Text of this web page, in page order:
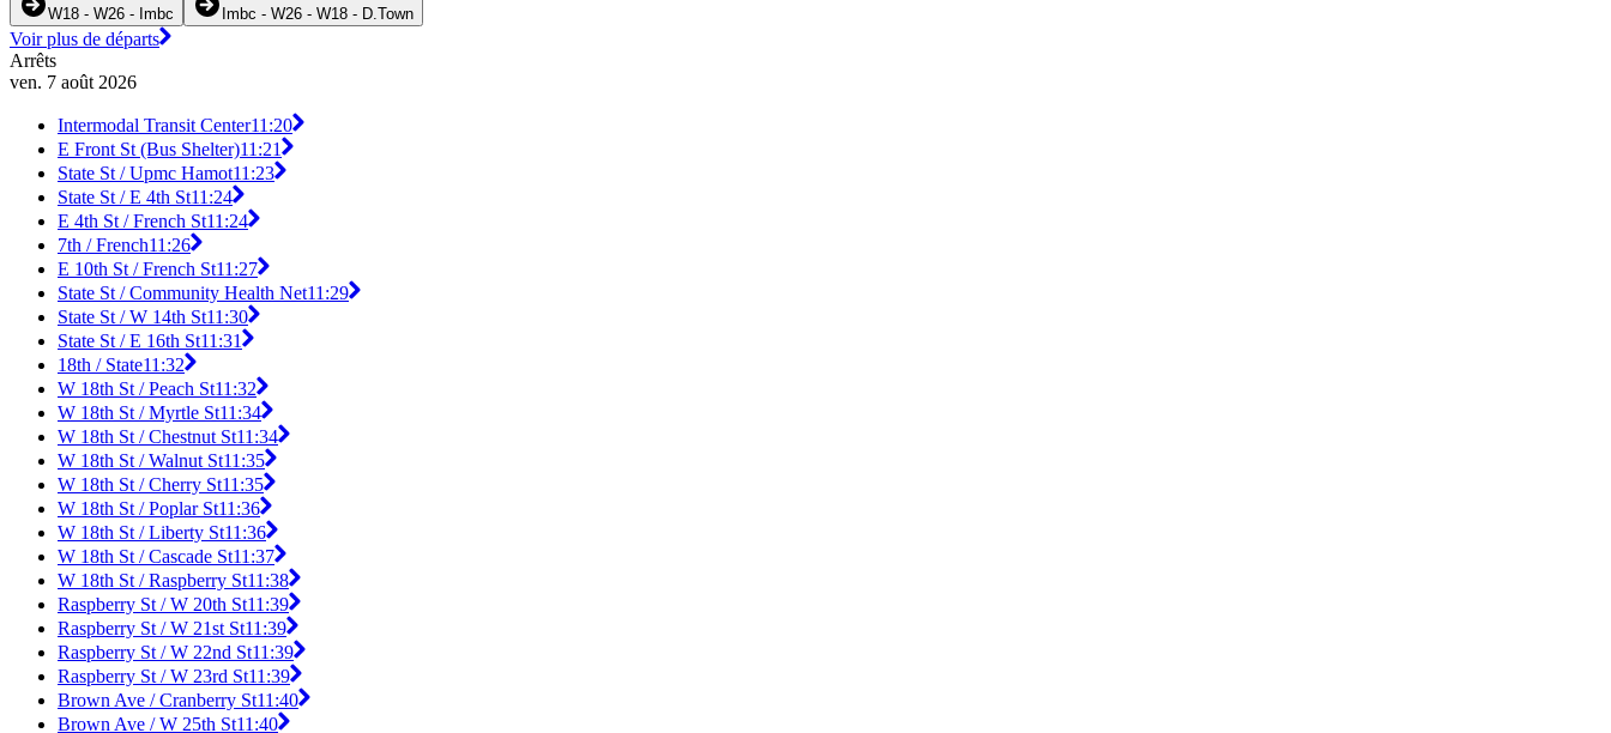
W18 - W26 - Imbc Imbc - W26 - W18 - D.Town
Voir plus de départs
Arrêts
ven. 7 août 2026
Intermodal Transit Center11:20
E Front St (Bus Shelter)11:21
State St / Upmc Hamot11:23
State St / E 4th St11:24
E 4th St / French St11:24
7th / French11:26
E 10th St / French St11:27
State St / Community Health Net11:29
State St / W 14th St11:30
State St / E 16th St11:31
18th / State11:32
W 18th St / Peach St11:32
W 18th St / Myrtle St11:34
W 18th St / Chestnut St11:34
W 18th St / Walnut St11:35
W 18th St / Cherry St11:35
W 18th St / Poplar St11:36
W 18th St / Liberty St11:36
W 18th St / Cascade St11:37
W 18th St / Raspberry St11:38
Raspberry St / W 20th St11:39
Raspberry St / W 21st St11:39
Raspberry St / W 22nd St11:39
Raspberry St / W 23rd St11:39
Brown Ave / Cranberry St11:40
Brown Ave / W 25th St11:40